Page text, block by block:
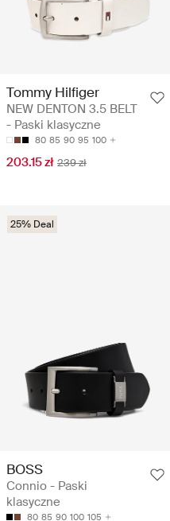
Tommy Hilfiger
NEW DENTON 3.5 BELT
- Paski klasyczne
80 85 90 95 100
203.15 zł 239 zł
25% Deal
BOSS
Connio - Paski
klasyczne
80 85 90 100 105